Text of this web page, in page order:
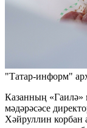
"Татар-информ"
Казанның
мәдәрәсәсе
Хәйруллин корбан